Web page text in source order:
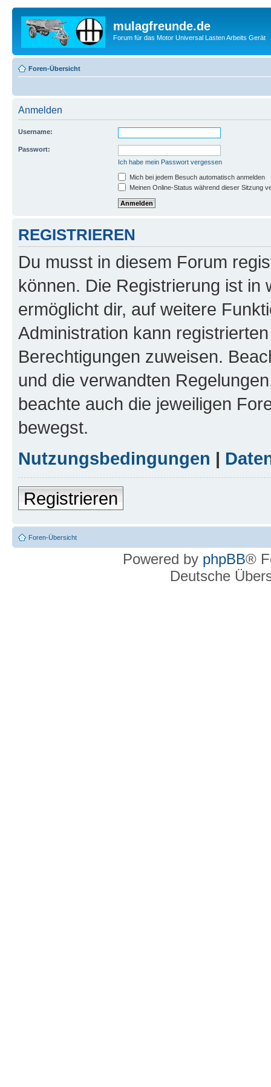
mulagfreunde.de
Forum für das Motor Universal Lasten Arbeits Gerät
Foren-Übersicht
Anmelden
Username:
Passwort:
Ich habe mein Passwort vergessen
Mich bei jedem Besuch automatisch anmelden
Meinen Online-Status während dieser Sitzung
REGISTRIEREN
Du musst in diesem Forum
können. Die Registrierung ist in
ermöglicht dir, auf weitere
Administration kann
Berechtigungen zuweisen.
und die verwandten
beachte auch die jeweiligen
bewegst.
Nutzungsbedingungen |
Registrieren
Foren-Übersicht
Powered by phpBB®
Deutsche